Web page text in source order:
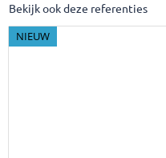
Bekijk ook deze referenties
NIEUW